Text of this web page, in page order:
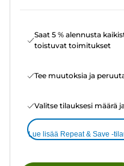
Saat 5 % alennusta
toistuvat toimitukset
Tee muutoksia ja
Valitse tilauksesi määrä
Lue lisää Repeat & Save -